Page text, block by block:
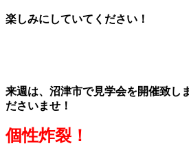
楽しみにしていてください！
来週は、沼津市で見学会を開催致し
ださいませ！
個性炸裂！